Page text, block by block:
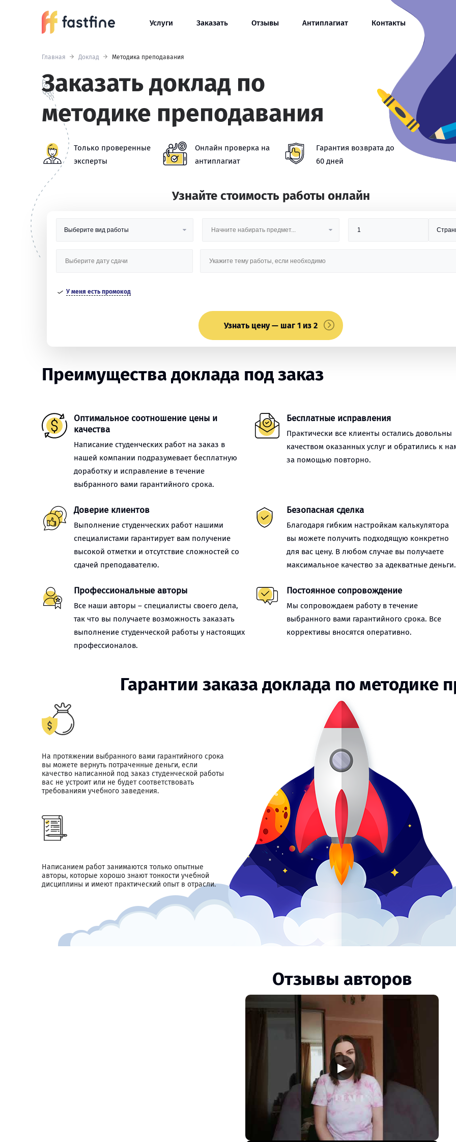
Услуги Заказать Отзывы Антиплагиат Контакты
Главная Доклад Методика преподавания
Заказать доклад по
методике преподавания
Только проверенные
эксперты
Онлайн проверка на
антиплагиат
Гарантия возврата до
60 дней
Узнайте стоимость работы онлайн
У меня есть промокод
Узнать цену — шаг 1 из 2
Преимущества доклада под заказ
Оптимальное соотношение цены и
качества
Написание студенческих работ на заказ в
нашей компании подразумевает бесплатную
доработку и исправление в течение
выбранного вами гарантийного срока.
Бесплатные исправления
Практически все клиенты остались довольны
качеством оказанных услуг и обратились к
за помощью повторно.
Доверие клиентов
Выполнение студенческих работ нашими
специалистами гарантирует вам получение
высокой отметки и отсутствие сложностей со
сдачей преподавателю.
Безопасная сделка
Благодаря гибким настройкам калькулятора
вы можете получить подходящую конкретно
для вас цену. В любом случае вы получаете
максимальное качество за адекватные деньги.
Профессиональные авторы
Все наши авторы – специалисты своего дела,
так что вы получаете возможность заказать
выполнение студенческой работы у настоящих
профессионалов.
Постоянное сопровождение
Мы сопровождаем работу в течение
выбранного вами гарантийного срока. Все
коррективы вносятся оперативно.
Гарантии заказа доклада по методике
На протяжении выбранного вами гарантийного срока
вы можете вернуть потраченные деньги, если
качество написанной под заказ студенческой работы
вас не устроит или не будет соответствовать
требованиям учебного заведения.
Написанием работ занимаются только опытные
авторы, которые хорошо знают тонкости учебной
дисциплины и имеют практический опыт в отрасли.
Отзывы авторов
▶